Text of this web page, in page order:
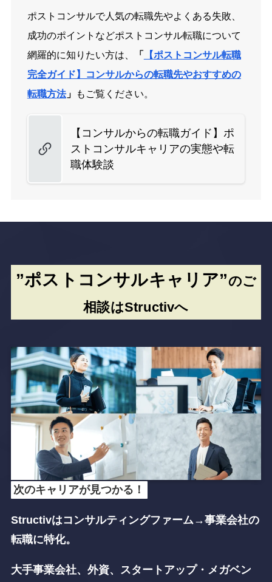
ポストコンサルで人気の転職先やよくある失敗、
成功のポイントなどポストコンサル転職について
網羅的に知りたい方は、
「 【ポストコンサル転職
完全ガイド】コンサルからの転職先やおすすめの
転職方法」 もご覧ください。
【コンサルからの転職ガイド】ポ
ストコンサルキャリアの実態や転
職体験談
”ポストコンサルキャリア”のご
相談はStructivへ
次のキャリアが見つかる！
Structivはコンサルティングファーム→事業会社の
転職に特化。
大手事業会社、外資、スタートアップ・メガベン